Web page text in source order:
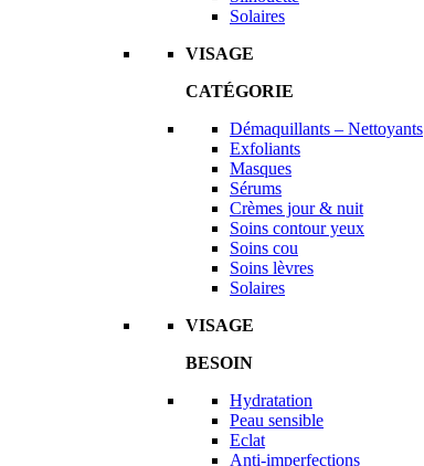
Solaires
VISAGE
CATÉGORIE
Démaquillants – Nettoyants
Exfoliants
Masques
Sérums
Crèmes jour & nuit
Soins contour yeux
Soins cou
Soins lèvres
Solaires
VISAGE
BESOIN
Hydratation
Peau sensible
Eclat
Anti-imperfections